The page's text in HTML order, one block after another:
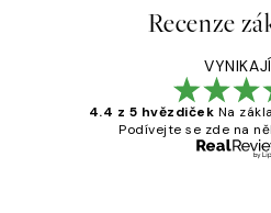
Recenze
4.4 z 5 hvězdiček Na
Podívejte se zde na